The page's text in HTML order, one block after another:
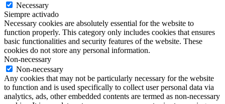
Necessary
Siempre activado
Necessary cookies are absolutely essential for the website to
function properly. This category only includes cookies that ensures
basic functionalities and security features of the website. These
cookies do not store any personal information.
Non-necessary
Non-necessary
Any cookies that may not be particularly necessary for the website
to function and is used specifically to collect user personal data via
analytics, ads, other embedded contents are termed as non-necessary